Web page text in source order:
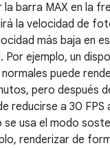
barra MAX en la
la velocidad de
más baja en
Por ejemplo, un
puede
pero después
reducirse a 30 FPS
se usa el modo
renderizar de